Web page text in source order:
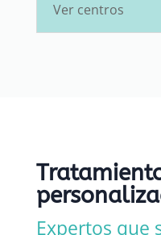
Ver centros
Expertos que